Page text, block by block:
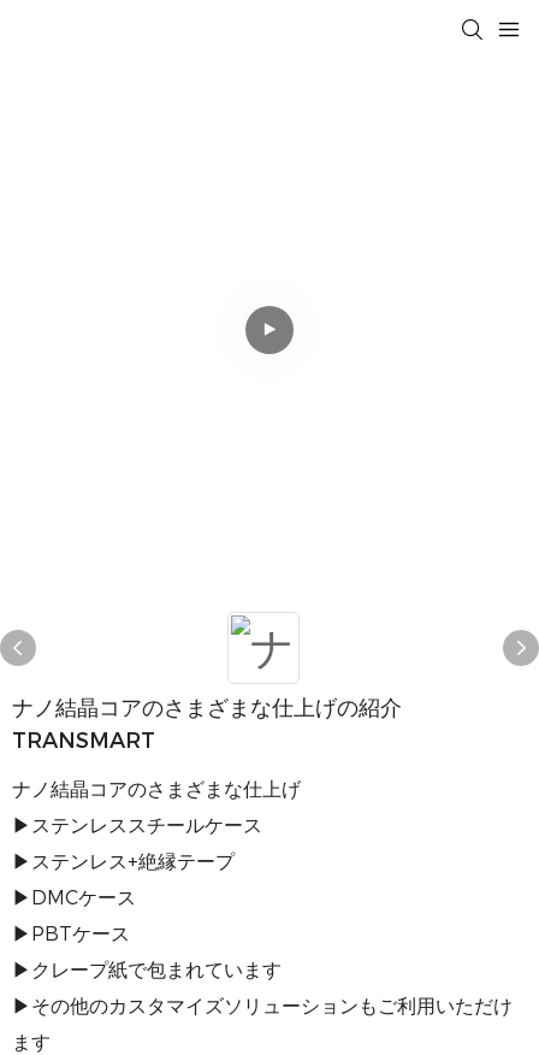
ナノ結晶コアのさまざまな仕上げの紹介
TRANSMART
ナノ結晶コアのさまざまな仕上げ
▶ステンレススチールケース
▶ステンレス+絶縁テープ
▶DMCケース
▶PBTケース
▶クレープ紙で包まれています
▶その他のカスタマイズソリューションもご利用いただけ
ます